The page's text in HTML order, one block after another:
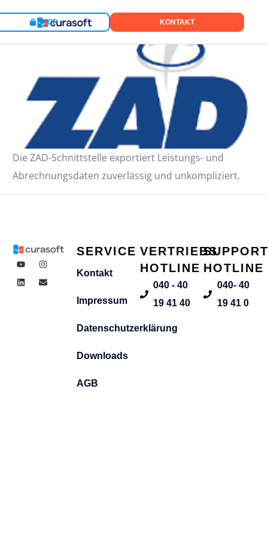
SHOP KONTAKT
Die ZAD-Schnittstelle exportiert Leistungs- und
Abrechnungsdaten zuverlässig und unkompliziert.
SERVICE
Kontakt
Impressum
Datenschutzerklärung
Downloads
AGB
VERTRIEBS
HOTLINE
040 - 40
19 41 40
HOTLINE
040- 40
19 41 0